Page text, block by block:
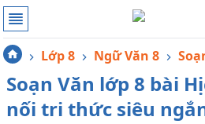
Lớp 8 Ngữ Văn 8
Soạn Văn lớp 8 bài
nối tri thức siêu